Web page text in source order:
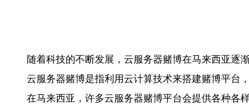
随着科技的不断发展，云服务器赌博在马来西亚逐
云服务器赌博是指利用云计算技术来搭建赌博平台
在马来西亚，许多云服务器赌博平台会提供各种各